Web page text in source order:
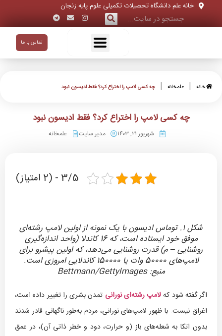
خانه علم دانشگاه تحصیلات تکمیلی علوم پایه زنجان
تماس با ما
خانه | علمخانه | چه کسی لامپ را اختراع کرد؟ فقط ادیسون نبود
چه کسی لامپ را اختراع کرد؟ فقط ادیسون نبود
شهریور ۲۱, ۱۴۰۳ مدیر سایت علمخانه
3/5 - (2 امتیاز)
شکل ۱. توماس ادیسون با یک نمونه از اولین لامپ رشته‌ای
موفق خود ایستاده است، که 16 کاندلا (واحد اندازه‌گیری
روشنایی – م) قدرت روشنایی می‌دهد، که اولین پیشرو برای
لامپ‌های 50000 وات یا 150000 کاندلایی امروزی است.
منبع:‌ Bettmann/GettyImages
اگر گفته شود کهلامپ رشته‌ای نورانی تمدن بشری را تغییر داده است،
اغراق نیست. با ظهور لامپ‌های نورانی، مردم به‌طور ناگهانی قادر شدند
بدون اتکا به شعله‌های باز (و حرارت، دود و خطر ذاتی آن)، در عمق